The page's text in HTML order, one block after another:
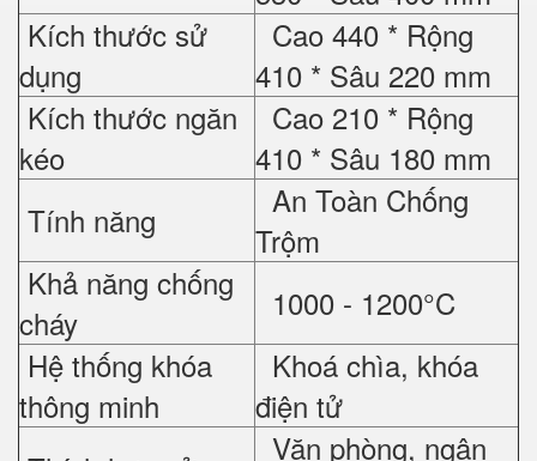
Kích thước sử
dụng
Cao 440 * Rộng
410 * Sâu 220 mm
Kích thước ngăn
kéo
Cao 210 * Rộng
410 * Sâu 180 mm
Tính năng
An Toàn Chống
Trộm
Khả năng chống
cháy
1000 - 1200°C
Hệ thống khóa
thông minh
Khoá chìa, khóa
điện tử
Văn phòng, ngân